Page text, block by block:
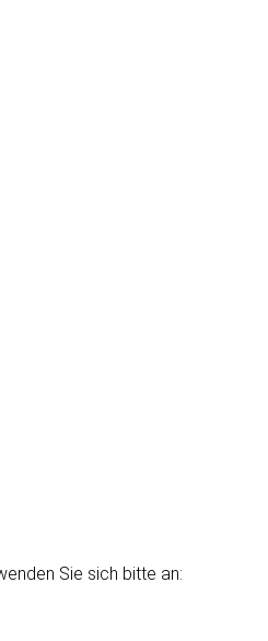
Sie sich bitte an: